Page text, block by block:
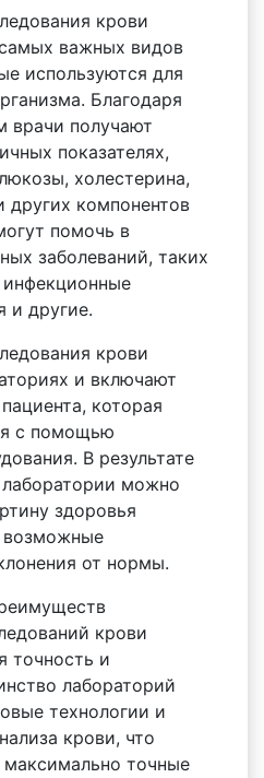
крови
важных видов
используются для
Благодаря
врачи получают
показателях,
холестерина,
других компонентов
помочь в
заболеваний, таких
инфекционные
и другие.
крови
и включают
которая
с помощью
В результате
можно
здоровья
возможные
от нормы.
крови
точность и
лабораторий
технологии и
крови, что
максимально точные